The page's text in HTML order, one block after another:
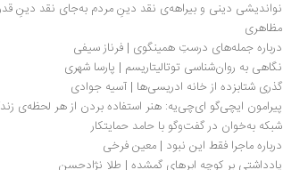
مظاهری
درباره جمله‌های درستِ همینگوی | فرناز سیفی
نگاهی به روان‌شناسی توتالیتاریسم | پارسا شهری
گذری شتابزده از خانه ادریسی‌ها | آسیه جوادی
پیرامون ایچی‌گو ای‌چی‌یه: هنر استفاده‌‌ بردن از هر لحظه‌ی
شبکه به‌خوان در گفت‌وگو با حامد حمایتکار
درباره ماجرا فقط این نبود | معین فرخی
یادداشتی بر کوچه ابرهای گمشده | طلا نژادحسن